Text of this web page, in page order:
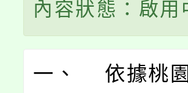
內容狀態：啟用
一、 依據桃